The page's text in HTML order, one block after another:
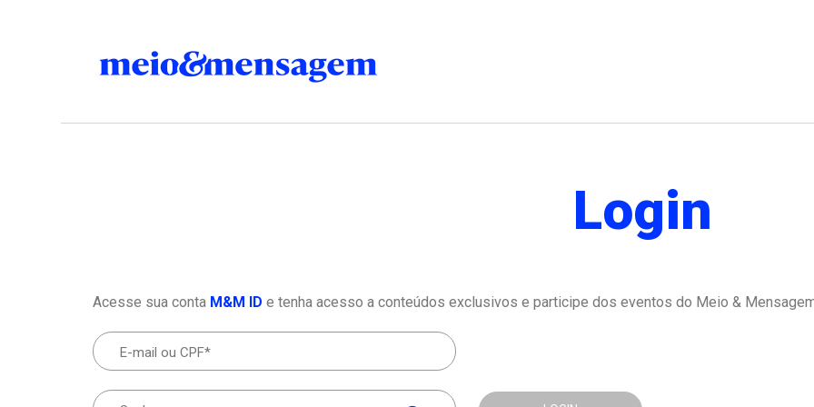
Login
Acesse sua conta M&M ID e tenha acesso a conteúdos exclusivos e participe dos eventos do Meio &